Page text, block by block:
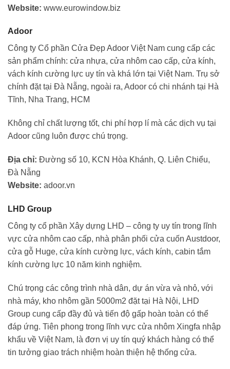
Website: www.eurowindow.biz
Adoor
Công ty Cổ phần Cửa Đẹp Adoor Việt Nam cung cấp các
sản phẩm chính: cửa nhựa, cửa nhôm cao cấp, cửa kính,
vách kính cường lực uy tín và khá lớn tại Việt Nam. Trụ sở
chính đặt tại Đà Nẵng, ngoài ra, Adoor có chi nhánh tại Hà
Tĩnh, Nha Trang, HCM
Không chỉ chất lượng tốt, chi phí hợp lí mà các dịch vụ tại
Adoor cũng luôn được chú trọng.
Địa chỉ: Đường số 10, KCN Hòa Khánh, Q. Liên Chiểu,
Đà Nẵng
Website: adoor.vn
LHD Group
Công ty cổ phần Xây dựng LHD – công ty uy tín trong lĩnh
vực cửa nhôm cao cấp, nhà phân phối cửa cuốn Austdoor,
cửa gỗ Huge, cửa kính cường lực, vách kính, cabin tắm
kính cường lực 10 năm kinh nghiệm.
Chú trọng các công trình nhà dân, dự án vừa và nhỏ, với
nhà máy, kho nhôm gần 5000m2 đặt tại Hà Nội, LHD
Group cung cấp đầy đủ và tiến độ gấp hoàn toàn có thể
đáp ứng. Tiên phong trong lĩnh vực cửa nhôm Xingfa nhập
khẩu về Việt Nam, là đơn vị uy tín quý khách hàng có thể
tin tưởng giao trách nhiệm hoàn thiện hệ thống cửa.